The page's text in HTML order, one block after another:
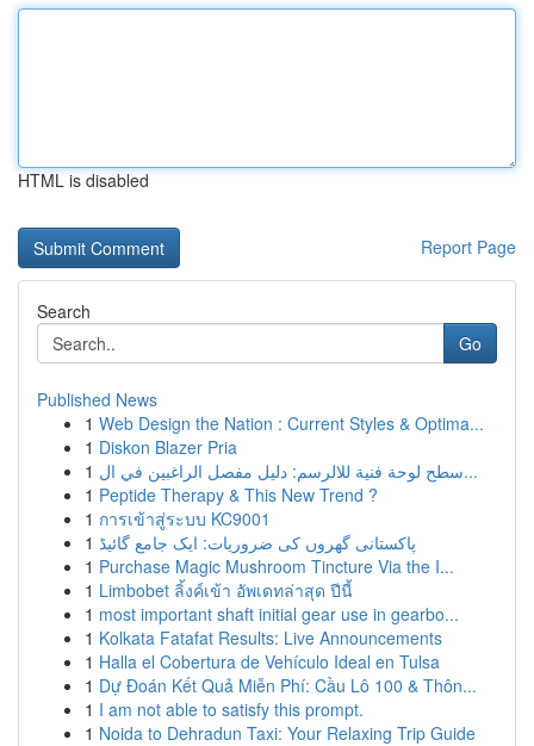
HTML is disabled
Report Page
Search
Go
Published News
1 Web Design the Nation : Current Styles & Optima...
1 Diskon Blazer Pria
1
سطح لوحة فنية للالرسم: دليل مفصل الراغبين في ال...
1 Peptide Therapy & This New Trend ?
1 การเข้าสู่ระบบ KC9001
1 پاکستانی گھروں کی ضروریات: ایک جامع گائیڈ
1 Purchase Magic Mushroom Tincture Via the I...
1 Limbobet ลิ้งค์เข้า อัพเดทล่าสุด ปีนี้
1 most important shaft initial gear use in gearbo...
1 Kolkata Fatafat Results: Live Announcements
1 Halla el Cobertura de Vehículo Ideal en Tulsa
1 Dự Đoán Kết Quả Miễn Phí: Cầu Lô 100 & Thôn...
1 I am not able to satisfy this prompt.
1 Noida to Dehradun Taxi: Your Relaxing Trip Guide